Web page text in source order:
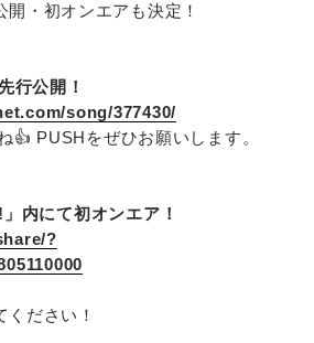
開・初オンエアも決定！
行公開！
song/377430/
👍 PUSHをぜひお願いします。
内にて初オンエア！
?
ださい！